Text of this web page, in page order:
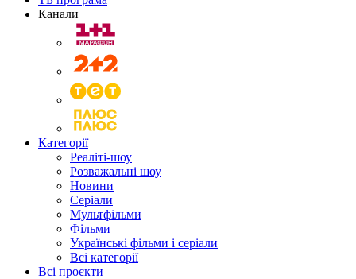
Канали
Категорії
Реаліті-шоу
Розважальні шоу
Новини
Серіали
Мультфільми
Фільми
Українські фільми і серіали
Всі категорії
Всі проєкти